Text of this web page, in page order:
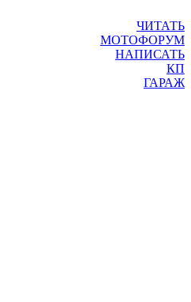
ЧИТАТЬ
МОТОФОРУМ
НАПИСАТЬ
КП
ГАРАЖ